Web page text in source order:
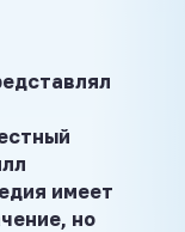
имеет
но